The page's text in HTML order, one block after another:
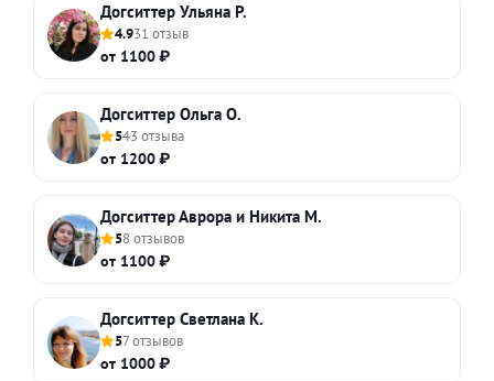
Догситтер Ульяна Р.
4.931 отзыв
от 1100 ₽
Догситтер Ольга О.
543 отзыва
от 1200 ₽
Догситтер Аврора и Никита М.
58 отзывов
от 1100 ₽
Догситтер Светлана К.
57 отзывов
от 1000 ₽